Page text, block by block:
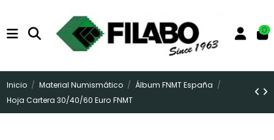
0
Inicio Material Numismático
Álbum FNMT España
Hoja Cartera 30/40/60 Euro FNMT